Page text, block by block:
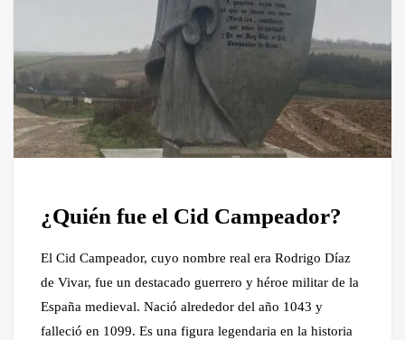
¿Quién fue el Cid Campeador?
El Cid Campeador, cuyo nombre real era Rodrigo Díaz
de Vivar, fue un destacado guerrero y héroe militar de la
España medieval. Nació alrededor del año 1043 y
falleció en 1099. Es una figura legendaria en la historia